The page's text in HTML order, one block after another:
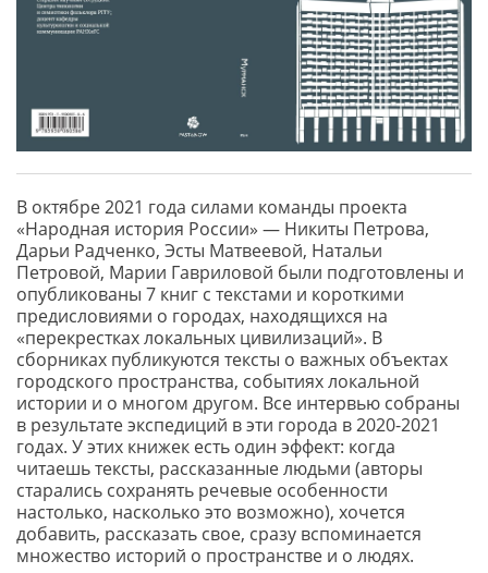
В октябре 2021 года силами команды проекта
«Народная история России» — Никиты Петрова,
Дарьи Радченко, Эсты Матвеевой, Натальи
Петровой, Марии Гавриловой были подготовлены и
опубликованы 7 книг с текстами и короткими
предисловиями о городах, находящихся на
«перекрестках локальных цивилизаций». В
сборниках публикуются тексты о важных объектах
городского пространства, событиях локальной
истории и о многом другом. Все интервью собраны
в результате экспедиций в эти города в 2020-2021
годах. У этих книжек есть один эффект: когда
читаешь тексты, рассказанные людьми (авторы
старались сохранять речевые особенности
настолько, насколько это возможно), хочется
добавить, рассказать свое, сразу вспоминается
множество историй о пространстве и о людях.